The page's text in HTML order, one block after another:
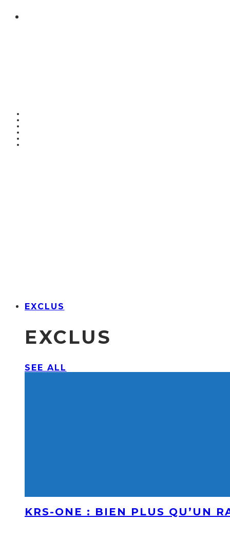
EXCLUS
EXCLUS
SEE ALL
KRS-ONE : BIEN PLUS QU’UN